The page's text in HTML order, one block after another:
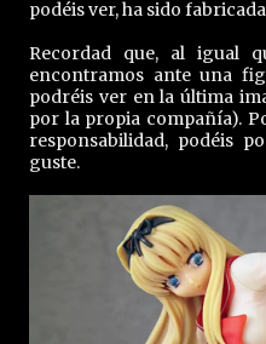
podéis ver, ha sido
Recordad que, al igual
encontramos ante una
podréis ver en la última
por la propia compañía).
responsabilidad, podéis
guste.